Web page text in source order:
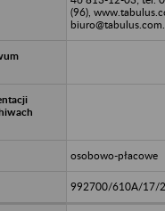
(96),
osobowo-płacowe
992700/610A/17/